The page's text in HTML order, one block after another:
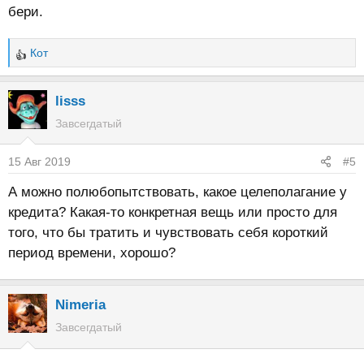
бери.
Р
е
а
к
ц
и
:
Кот
lisss
Завсегдатый
15 Авг 2019 #5
А можно полюбопытствовать, какое целеполагание у
кредита? Какая-то конкретная вещь или просто для
того, что бы тратить и чувствовать себя короткий
период времени, хорошо?
Nimeria
Завсегдатый